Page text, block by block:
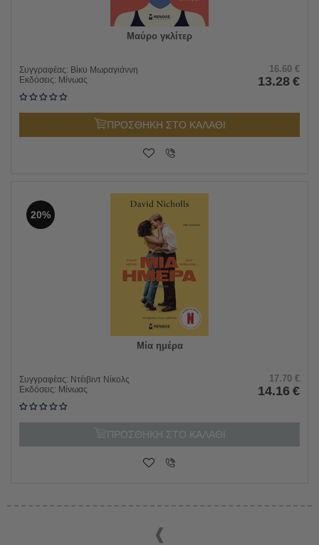
Μαύρο γκλίτερ
Συγγραφέας: Βίκυ Μωραγιάννη
Εκδόσεις: Μίνωας
16.60 €
13.28 €
ΠΡΟΣΘΗΚΗ ΣΤΟ ΚΑΛΑΘΙ
20%
Μία ημέρα
Συγγραφέας: Ντέιβιντ Νίκολς
Εκδόσεις: Μίνωας
17.70 €
14.16 €
ΠΡΟΣΘΗΚΗ ΣΤΟ ΚΑΛΑΘΙ